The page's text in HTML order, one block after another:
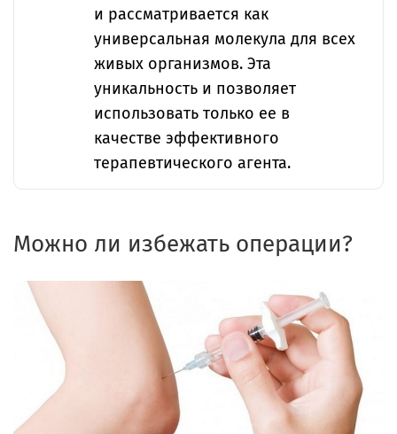
и рассматривается как
универсальная молекула для всех
живых организмов. Эта
уникальность и позволяет
использовать только ее в
качестве эффективного
терапевтического агента.
Можно ли избежать операции?